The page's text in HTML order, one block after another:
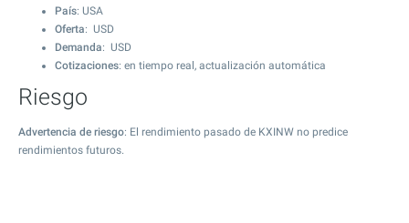
País: USA
Oferta: USD
Demanda: USD
Cotizaciones: en tiempo real, actualización automática
Riesgo
Advertencia de riesgo: El rendimiento pasado de KXINW no predice
rendimientos futuros.